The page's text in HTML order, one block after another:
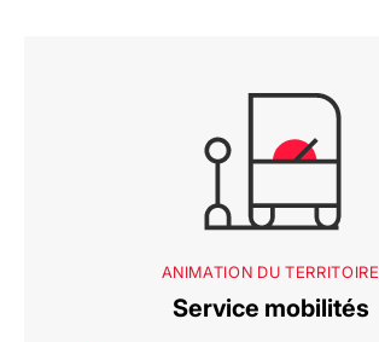
ANIMATION DU TERRITOIRE
Service mobilités